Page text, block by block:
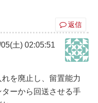
返信
土) 02:05:51
を廃止し、留置能力
ーから回送させる手